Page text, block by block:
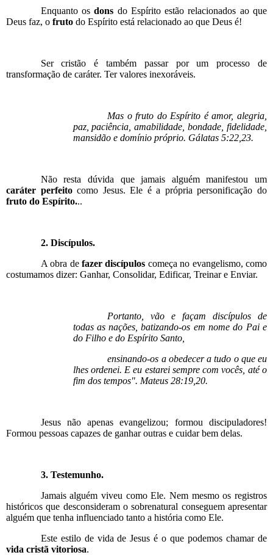
Enquanto osdons do Espírito estão relacionados ao que
Deus faz, o fruto do Espírito está relacionado ao que Deus é!
Ser cristão é também passar por um processo de
transformação de caráter. Ter valores inexoráveis.
Mas o fruto do Espírito é amor, alegria,
paz, paciência, amabilidade, bondade, fidelidade,
mansidão e domínio próprio. Gálatas 5:22,23.
Não resta dúvida que jamais alguém manifestou um
caráter perfeitocomo Jesus. Ele é a própria personificação do
fruto do Espírito...
2. Discípulos.
A obra de fazer discípulos começa no evangelismo, como
costumamos dizer: Ganhar, Consolidar, Edificar, Treinar e Enviar.
Portanto, vão e façam discípulos de
todas as nações, batizando-os em nome do Pai e
do Filho e do Espírito Santo,
ensinando-os a obedecer a tudo o que eu
lhes ordenei. E eu estarei sempre com vocês, até o
fim dos tempos". Mateus 28:19,20.
Jesus não apenas evangelizou; formou discipuladores!
Formou pessoas capazes de ganhar outras e cuidar bem delas.
3. Testemunho.
Jamais alguém viveu como Ele. Nem mesmo os registros
históricos que desconsideram o sobrenatural conseguem apresentar
alguém que tenha influenciado tanto a história como Ele.
Este estilo de vida de Jesus é o que podemos chamar de
vida cristã vitoriosa.